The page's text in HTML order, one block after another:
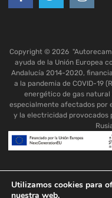
Copyright © 2026
ayuda de la Unión Europea
Andalucía 2014-2020,
a la pandemia de COVID-19
energético de gas
especialmente afectados por
y la electricidad provocados
Utilizamos cookies para
nuestra web.